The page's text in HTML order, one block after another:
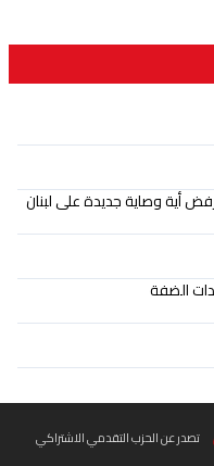
أية وصاية جديدة على لبنان
الضفة
تصدر عن الحزب التقدمي الاشتراكي